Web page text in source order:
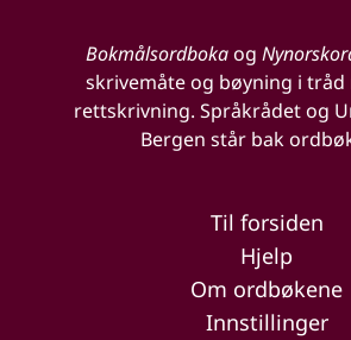
Bokmålsordbokaog
skrivemåte og bøyning i
rettskrivning. Språkrådet og
Bergen står bak
Til forsiden
Hjelp
Om ordbøkene
Innstillinger